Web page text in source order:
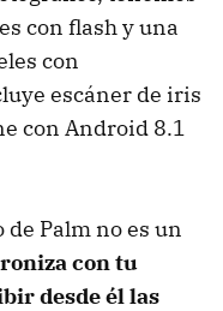
con flash y una
con
escáner de iris
con Android 8.1
Palm no es un
con tu
desde él las